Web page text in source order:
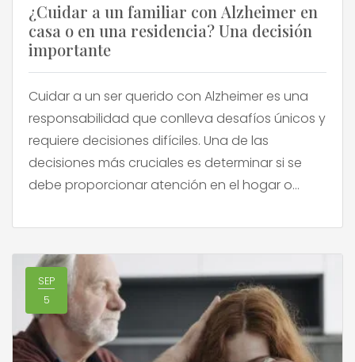
¿Cuidar a un familiar con Alzheimer en
casa o en una residencia? Una decisión
importante
Cuidar a un ser querido con Alzheimer es una
responsabilidad que conlleva desafíos únicos y
requiere decisiones difíciles. Una de las
decisiones más cruciales es determinar si se
debe proporcionar atención en el hogar o
especializada. Esta elección, como ya
mencionamos en publicaciones anteriores,
está influenciada por una […]
SEP
5